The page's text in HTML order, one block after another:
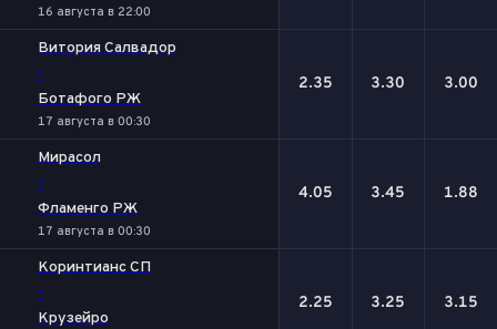
16 августа в 22:00
Витория Салвадор
-
Ботафого РЖ
17 августа в 00:30
2.35 3.30 3.00
Мирасол
-
Фламенго РЖ
17 августа в 00:30
4.05 3.45 1.88
Коринтианс СП
-
Крузейро
2.25 3.25 3.15